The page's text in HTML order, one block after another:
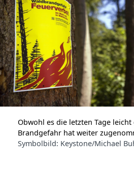
Obwohl es die letzten Tage
Brandgefahr hat weiter
Symbolbild: Keystone/Michael